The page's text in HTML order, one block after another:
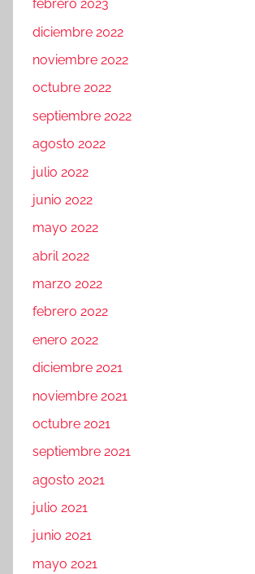
febrero 2023
diciembre 2022
noviembre 2022
octubre 2022
septiembre 2022
agosto 2022
julio 2022
junio 2022
mayo 2022
abril 2022
marzo 2022
febrero 2022
enero 2022
diciembre 2021
noviembre 2021
octubre 2021
septiembre 2021
agosto 2021
julio 2021
junio 2021
mayo 2021